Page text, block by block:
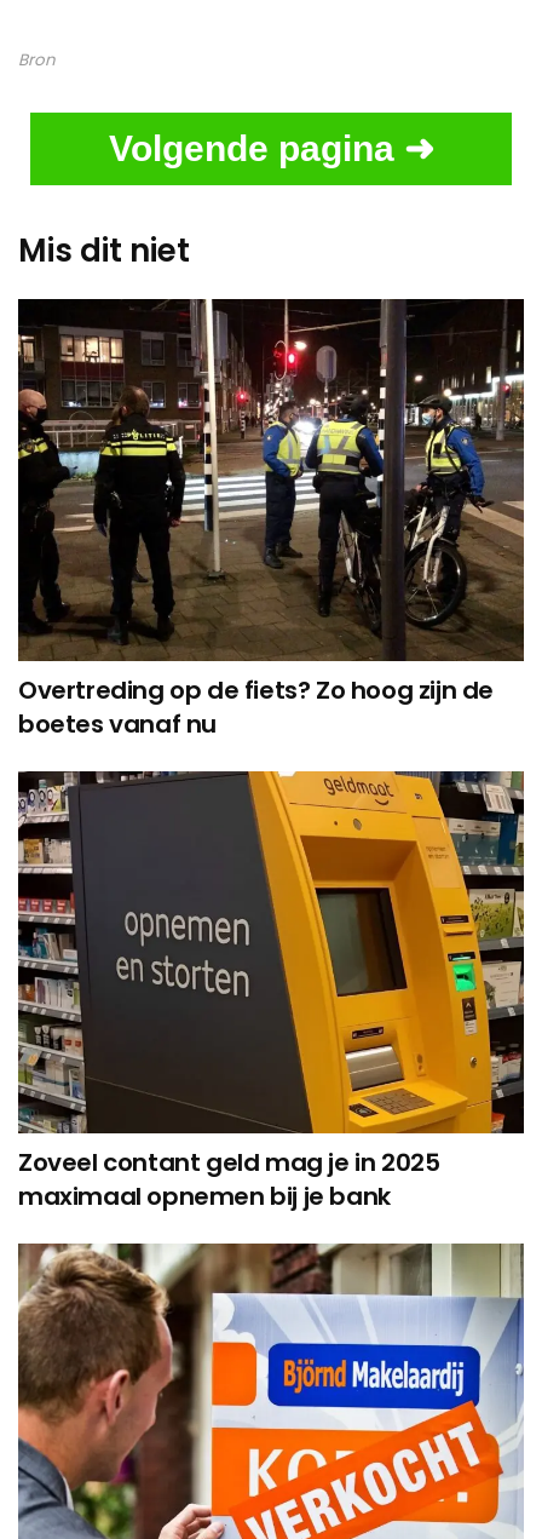
Bron
Volgende pagina ➜
Mis dit niet
Overtreding op de fiets? Zo hoog zijn de
boetes vanaf nu
Zoveel contant geld mag je in 2025
maximaal opnemen bij je bank